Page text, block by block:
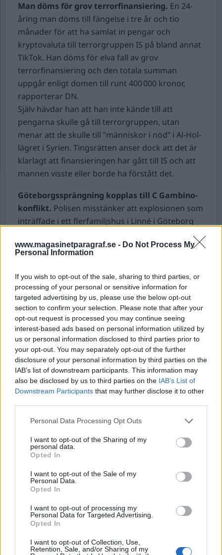
www.magasinetparagraf.se - Do Not Process My
Personal Information
If you wish to opt-out of the sale, sharing to third parties, or
processing of your personal or sensitive information for
targeted advertising by us, please use the below opt-out
section to confirm your selection. Please note that after your
opt-out request is processed you may continue seeing
interest-based ads based on personal information utilized by
us or personal information disclosed to third parties prior to
your opt-out. You may separately opt-out of the further
disclosure of your personal information by third parties on the
IAB’s list of downstream participants. This information may
also be disclosed by us to third parties on the IAB’s List of
Downstream Participants that may further disclose it to other
Personal Data Processing Opt Outs
I want to opt-out of the Sharing of my
personal data.
Opted In
I want to opt-out of the Sale of my
Personal Data.
Opted In
I want to opt-out of processing my
Personal Data for Targeted Advertising.
Opted In
I want to opt-out of Collection, Use,
Retention, Sale, and/or Sharing of my
Man döms för grov terrorfinansiering. En 24-
åring man döms till fängelse i tre år och tio
månader för att ha samlat in pengar och
kryptovaluta till terrorgruppen IS på bland annat
TikTok. Han döms för elva fall av grov
terrorfinansiering och den totala summan
uppgår enligt domen till runt 400 000 kronor,
rapporterar DN.
Själv hävdar han att han inte kände till att
pengarna skulle gå till terrorgruppen, utan
menar att de skulle till ”människor i nöd” i Al-Hol-
lägret i Syrien. Tingsrätten anser dock att det är
klarlagt att finansieringen har gått till IS och att
mannen visste eller borde ha förstått det.
Göteborgssprängning kopplas till C Gambino-
konflikt. Polisen misstänker att explosionen som
inträffade i ett flerfamiljshus i Linné i Göteborg
rapparen C Gambino, rapporterar Göteborgs-
På adressen bor en anhörig till en man som
jobbat med artistens musik. Tidigare har han
också bott där själv.
Flera av C Gambinos tidigare kollegor har hotats
efter mordet, som kopplas till konflikten mellan
två kriminella gäng i Biskopsgården. Av hoten
framkommer bilden att det södra nätverket tycks
ha ansett att rapparens musik finansierat
rivalerna, trots att han själv inte var
gängkriminell.
Åklagare har väckt åtal mot en 55-årig svensk
medborgare för två fall av grovt folkrättsbrott i
Syrien. Händelserna skett i Yarmouk under
början av 2012 och 2013.
Mannen åtalas för delaktighet i ett angrepp på
en fredlig demonstration där flera personer
bemannat en vägspärr och deltagit i gripandet av
civila. De gripna ska sedan ha lämnats över till
den syriska säkerhetstjänsten som styrdes av
dåvarande diktatorn Bashar al-Assad.